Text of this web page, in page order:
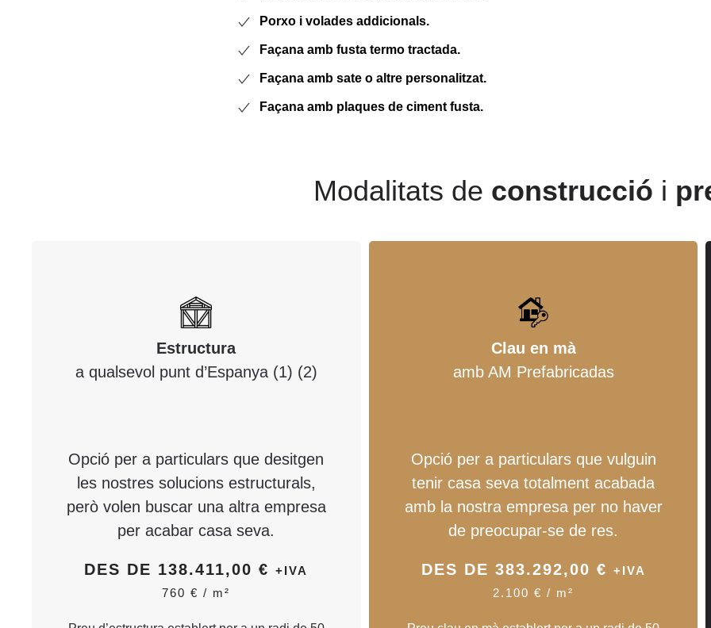
Porxo i volades addicionals.
Façana amb fusta termo tractada.
Façana amb sate o altre personalitzat.
Façana amb plaques de ciment fusta.
Modalitats de construcció i
Estructura
a qualsevol punt d’Espanya (1) (2)
Opció per a particulars que desitgen
les nostres solucions estructurals,
però volen buscar una altra empresa
per acabar casa seva.
DES DE 138.411,00 €+IVA
760 € / m²
Clau en mà
amb AM Prefabricadas
Opció per a particulars que vulguin
tenir casa seva totalment acabada
amb la nostra empresa per no haver
de preocupar-se de res.
DES DE 383.292,00 € +IVA
2.100 € / m²